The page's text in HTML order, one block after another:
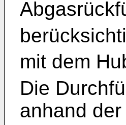
mit dem
Die
anhand